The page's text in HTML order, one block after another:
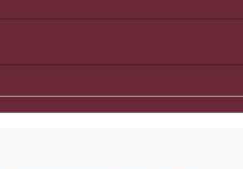
Quando a vida muda de
direção: transformando